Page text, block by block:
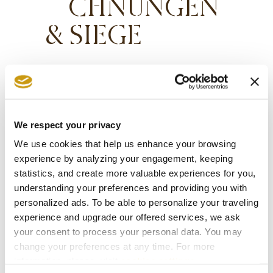
We respect your privacy
We use cookies that help us enhance your browsing
experience by analyzing your engagement, keeping
statistics, and create more valuable experiences for you,
understanding your preferences and providing you with
personalized ads. To be able to personalize your traveling
experience and upgrade our offered services, we ask
your consent to process your personal data. You may
change your preferences at any time. For more
& SIEGE